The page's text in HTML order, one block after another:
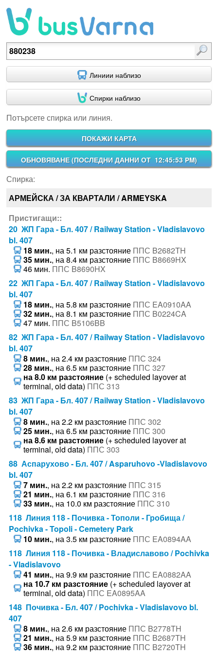
Потърсете спирка или линия.
Линиии наблизо
Спирки наблизо
Потърсете спирка или линия.
ПОКАЖИ КАРТА
ОБНОВЯВАНЕ (ПОСЛЕДНИ ДАННИ ОТ 12:45:53 PM)
Спирка:
АРМЕЙСКА / ЗА КВАРТАЛИ / ARMEYSKA
Пристигащи::
20 ЖП Гара - Бл. 407 / Railway Station - Vladislavovo
bl. 407
18 мин., на 5.1 км разстояние ППС B2682TH
35 мин., на 8.4 км разстояние ППС B8669HX
46 мин. ППС B8690HX
22 ЖП Гара - Бл. 407 / Railway Station - Vladislavovo
bl. 407
18 мин., на 5.8 км разстояние ППС EA0910AA
32 мин., на 8.1 км разстояние ППС B0224CA
47 мин. ППС B5106BB
82 ЖП Гара - Бл. 407 / Railway Station - Vladislavovo
bl. 407
8 мин., на 2.4 км разстояние ППС 324
28 мин., на 6.5 км разстояние ППС 327
на 8.0 км разстояние(+ scheduled layover at
terminal, old data) ППС 313
83 ЖП Гара - Бл. 407 / Railway Station - Vladislavovo
bl. 407
8 мин., на 2.2 км разстояние ППС 302
25 мин., на 6.5 км разстояние ППС 300
на 8.6 км разстояние(+ scheduled layover at
terminal, old data) ППС 303
88 Аспарухово - Бл. 407 / Asparuhovo -Vladislavovo
bl. 407
7 мин., на 2.2 км разстояние ППС 315
21 мин., на 6.1 км разстояние ППС 316
33 мин., на 10.0 км разстояние ППС 310
118 Линия 118 - Почивка - Тополи - Гробища /
Pochivka - Topoli - Cemetery Park
10 мин., на 3.5 км разстояние ППС EA0894AA
118 Линия 118 - Почивка - Владиславово / Pochivka
- Vladislavovo
41 мин., на 9.9 км разстояние ППС EA0882AA
на 10.7 км разстояние(+ scheduled layover at
terminal, old data) ППС EA0895AA
148 Почивка - Бл. 407 / Pochivka - Vladislavovo bl.
407
8 мин., на 2.6 км разстояние ППС B2778TH
21 мин., на 5.9 км разстояние ППС B2687TH
36 мин., на 9.2 км разстояние ППС B2720TH